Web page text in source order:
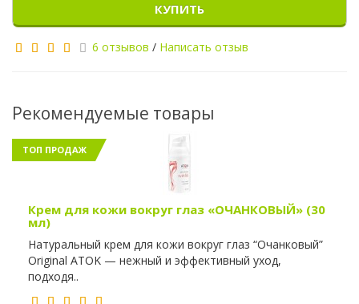
КУПИТЬ
6 отзывов / Написать отзыв
Рекомендуемые товары
ТОП ПРОДАЖ
Крем для кожи вокруг глаз «ОЧАНКОВЫЙ» (30
мл)
Натуральный крем для кожи вокруг глаз “Очанковый”
Original ATOK — нежный и эффективный уход,
подходя..